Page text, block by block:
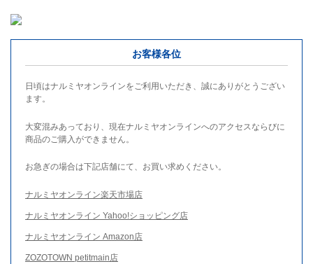
お客様各位
日頃はナルミヤオンラインをご利用いただき、誠にありがとうござい
ます。
大変混みあっており、現在ナルミヤオンラインへのアクセスならびに
商品のご購入ができません。
お急ぎの場合は下記店舗にて、お買い求めください。
ナルミヤオンライン楽天市場店
ナルミヤオンライン Yahoo!ショッピング店
ナルミヤオンライン Amazon店
ZOZOTOWN petitmain店